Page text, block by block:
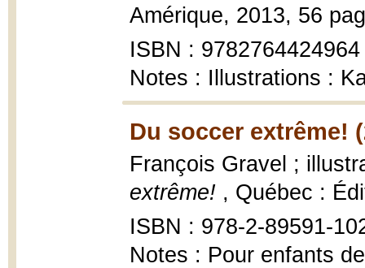
Amérique, 2013, 56
ISBN : 9782764424964
Notes : Illustrations :
Du soccer extrême!
François Gravel ;
extrême! , Québec :
ISBN : 978-2-89591-
Notes : Pour enfants